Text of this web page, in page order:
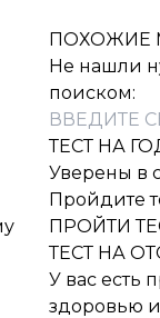
ПОХОЖИЕ
Не нашли
поиском:
ТЕСТ НА
Уверены в
Пройдите
ПРОЙТИ
ТЕСТ НА
У вас есть
здоровью